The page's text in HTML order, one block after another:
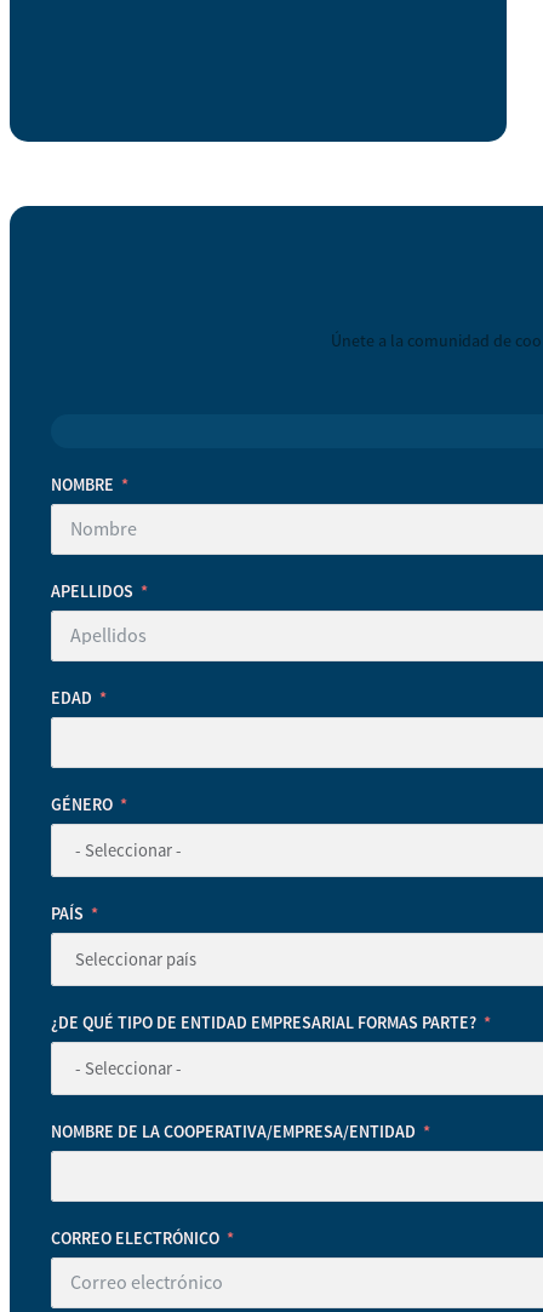
Únete a la comunidad de
NOMBRE
APELLIDOS
EDAD
GÉNERO
PAÍS
¿DE QUÉ TIPO DE ENTIDAD EMPRESARIAL FORMAS PARTE?
NOMBRE DE LA COOPERATIVA/EMPRESA/ENTIDAD
CORREO ELECTRÓNICO